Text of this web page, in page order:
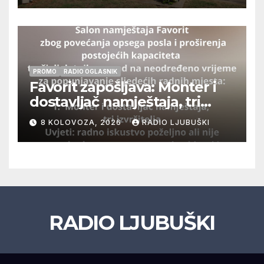
PROMO RADIO OGLASNIK
Favorit zapošljava: Monter i
dostavljač namještaja, tri
izvršitelja
8 KOLOVOZA, 2026 RADIO LJUBUŠKI
RADIO LJUBUŠKI